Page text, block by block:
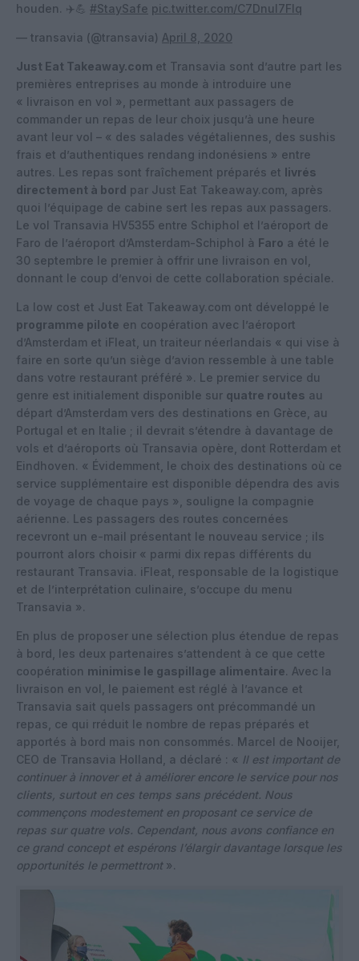
houden. ✈️💪 #StaySafe pic.twitter.com/C7Dnul7Flq
— transavia (@transavia) April 8, 2020
Just Eat Takeaway.com et Transavia sont d’autre part les
premières entreprises au monde à introduire une
« livraison en vol », permettant aux passagers de
commander un repas de leur choix jusqu’à une heure
avant leur vol – « des salades végétaliennes, des sushis
frais et d’authentiques rendang indonésiens » entre
autres. Les repas sont fraîchement préparés et livrés
directement à bord par Just Eat Takeaway.com, après
quoi l’équipage de cabine sert les repas aux passagers.
Le vol Transavia HV5355 entre Schiphol et l’aéroport de
Faro de l’aéroport d’Amsterdam-Schiphol à Faro a été le
30 septembre le premier à offrir une livraison en vol,
donnant le coup d’envoi de cette collaboration spéciale.
La low cost et Just Eat Takeaway.com ont développé le
programme pilote en coopération avec l’aéroport
d’Amsterdam et iFleat, un traiteur néerlandais « qui vise à
faire en sorte qu’un siège d’avion ressemble à une table
dans votre restaurant préféré ». Le premier service du
genre est initialement disponible sur quatre routes au
départ d’Amsterdam vers des destinations en Grèce, au
Portugal et en Italie ; il devrait s’étendre à davantage de
vols et d’aéroports où Transavia opère, dont Rotterdam et
Eindhoven. « Évidemment, le choix des destinations où ce
service supplémentaire est disponible dépendra des avis
de voyage de chaque pays », souligne la compagnie
aérienne. Les passagers des routes concernées
recevront un e-mail présentant le nouveau service ; ils
pourront alors choisir « parmi dix repas différents du
restaurant Transavia. iFleat, responsable de la logistique
et de l’interprétation culinaire, s’occupe du menu
Transavia ».
En plus de proposer une sélection plus étendue de repas
à bord, les deux partenaires s’attendent à ce que cette
coopération minimise le gaspillage alimentaire. Avec la
livraison en vol, le paiement est réglé à l’avance et
Transavia sait quels passagers ont précommandé un
repas, ce qui rréduit le nombre de repas préparés et
apportés à bord mais non consommés. Marcel de Nooijer,
CEO de Transavia Holland, a déclaré : « Il est important de
continuer à innover et à améliorer encore le service pour nos
clients, surtout en ces temps sans précédent. Nous
commençons modestement en proposant ce service de
repas sur quatre vols. Cependant, nous avons confiance en
ce grand concept et espérons l’élargir davantage lorsque les
opportunités le permettront ».